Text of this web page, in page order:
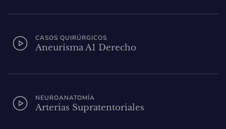
CASOS QUIRÚRGICOS
Aneurisma A1 Derecho
NEUROANATOMÍA
Arterias Supratentoriales